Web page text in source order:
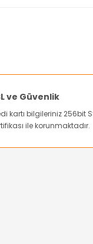
ve Güvenlik
kartı bilgileriniz 256bit
ile korunmaktadır.